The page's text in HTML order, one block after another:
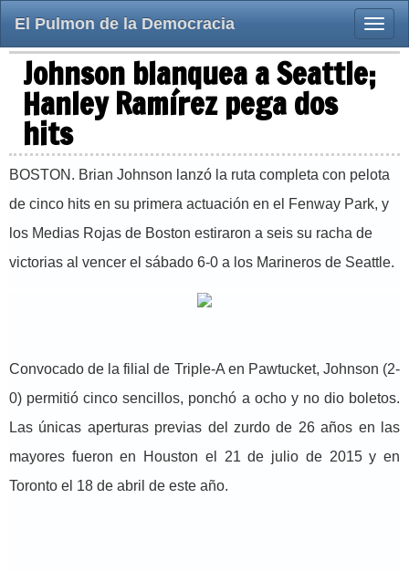
Toggle
El Pulmon de la Democracia
Johnson blanquea a Seattle;
Hanley Ramírez pega dos
hits
BOSTON. Brian Johnson lanzó la ruta completa con pelota
de cinco hits en su primera actuación en el Fenway Park, y
los Medias Rojas de Boston estiraron a seis su racha de
victorias al vencer el sábado 6-0 a los Marineros de Seattle.
Convocado de la filial de Triple-A en Pawtucket, Johnson (2-
0) permitió cinco sencillos, ponchó a ocho y no dio boletos.
Las únicas aperturas previas del zurdo de 26 años en las
mayores fueron en Houston el 21 de julio de 2015 y en
Toronto el 18 de abril de este año.